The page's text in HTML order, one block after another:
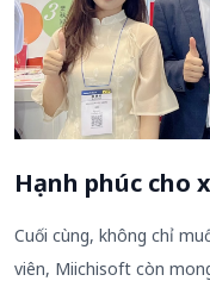
Hạnh phúc cho
Cuối cùng, không chỉ
viên, Miichisoft còn